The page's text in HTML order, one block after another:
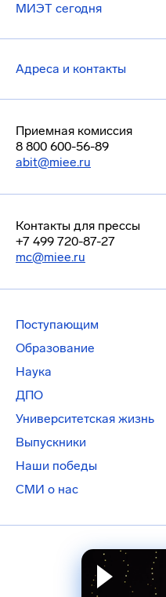
МИЭТ сегодня
Адреса и контакты
Приемная комиссия
8 800 600-56-89
abit@miee.ru
Контакты для прессы
+7 499 720-87-27
mc@miee.ru
Поступающим
Образование
Наука
ДПО
Университетская жизнь
Выпускники
Наши победы
СМИ о нас